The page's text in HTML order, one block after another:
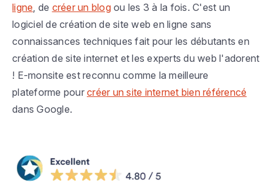
ligne , de créer un blogou les 3 à la fois. C'est un
logiciel de création de site web en ligne sans
connaissances techniques fait pour les débutants en
création de site internet et les experts du web l'adorent
! E-monsite est reconnu comme la meilleure
plateforme pour créer un site internet bien référencé
dans Google.